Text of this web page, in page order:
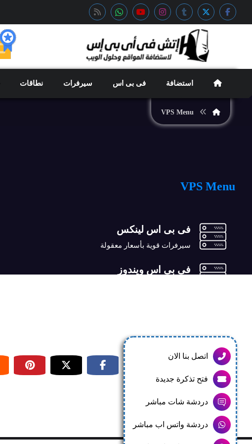
استضافة فى بى اس سيرفرات نطاقات
VPS Menu
VPS Menu
فى بى اس لينكس
سيرفرات قوية بأسعار معقولة
فى بى اس ويندوز
اتصل بنا الان
فتح تذكرة جديدة
دردشة شات مباشر
دردشة واتس اب مباشر